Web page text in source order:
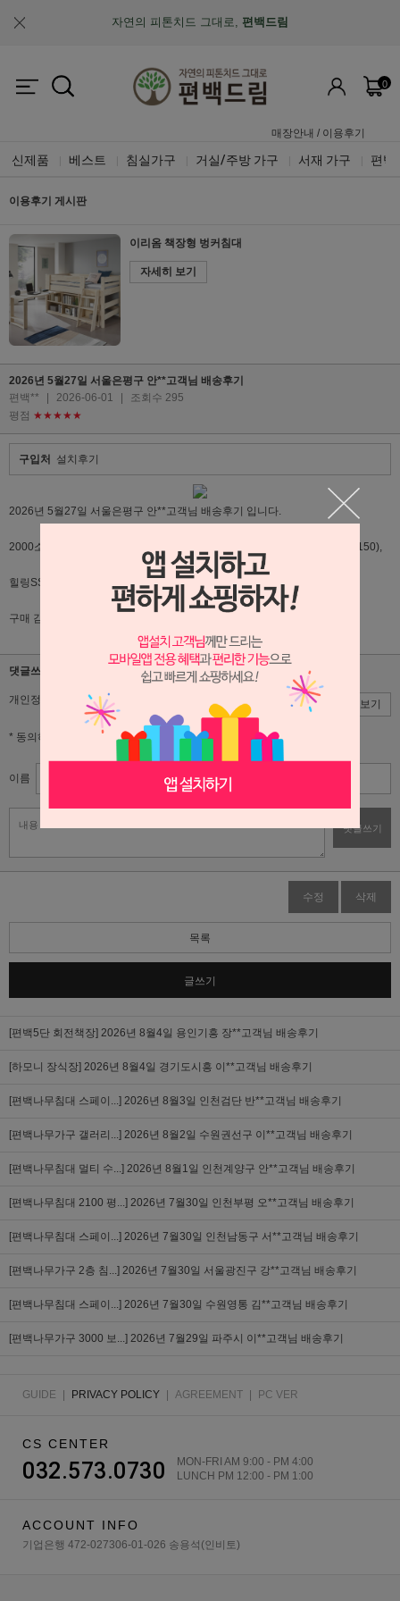
자연의 피톤치드 그대로, 편백드림
맞춤제작과 A/S가 가능한"맞춤 설계 가구"
0
매장안내 / 이용후기
신제품 베스트 침실가구 거실/주방 가구 서재 가구 편백
이용후기 게시판
이리옴 책장형 벙커침대
자세히 보기
2026년 5월27일 서울은평구 안**고객님 배송후기
편백**
2026-06-01
조회수 295
평점 ★★★★★
구입처 설치후기
2026년 5월27일 서울은평구 안**고객님 배송후기 입니다.
2000소파형책장(토이박스), 이리옴벙커침대(이리움다리2개,서랍통,상판1150),
힐링SS매트리스 설치해 드렸습니다.
구매 감사드리며 이쁘게 사용하시길 바랍니다.
댓글쓰기
개인정보 수집,이용에 대한 동의 약관보기
* 동의하셔야 서비스를 이용하실 수 있습니다.
이름 비밀번호
댓글쓰기
수정 삭제
목록
글쓰기
[편백5단 회전책장] 2026년 8월4일 용인기흥 장**고객님 배송후기
[하모니 장식장] 2026년 8월4일 경기도시흥 이**고객님 배송후기
[편백나무침대 스페이...] 2026년 8월3일 인천검단 반**고객님 배송후기
[편백나무가구 갤러리...] 2026년 8월2일 수원권선구 이**고객님 배송후기
[편백나무침대 멀티 수...] 2026년 8월1일 인천계양구 안**고객님 배송후기
[편백나무침대 2100 평...] 2026년 7월30일 인천부평 오**고객님 배송후기
[편백나무침대 스페이...] 2026년 7월30일 인천남동구 서**고객님 배송후기
[편백나무가구 2층 침...] 2026년 7월30일 서울광진구 강**고객님 배송후기
[편백나무침대 스페이...] 2026년 7월30일 수원영통 김**고객님 배송후기
[편백나무가구 3000 보...] 2026년 7월29일 파주시 이**고객님 배송후기
GUIDE PRIVACY POLICY AGREEMENT PC VER
CS CENTER
032.573.0730
MON-FRI AM 9:00 - PM 4:00
LUNCH PM 12:00 - PM 1:00
ACCOUNT INFO
기업은행 472-027306-01-026 송용석(인비토)